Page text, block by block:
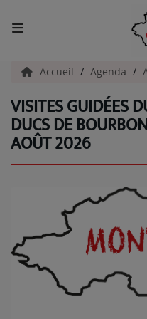
ACCUEIL
Actualités
INFOS - ALLIER
INFOS POP ROCK
La Radio
EMISSIONS
Accueil Agenda
VISITES GUIDÉES
DUCS DE
AOÛT 2026